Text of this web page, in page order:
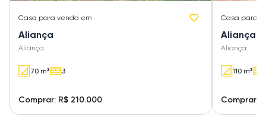
Casa para venda em
Aliança
Aliança
70 m² 3
Comprar: R$ 210.000
Casa para
Aliança
Aliança
110 m²
Comprar: